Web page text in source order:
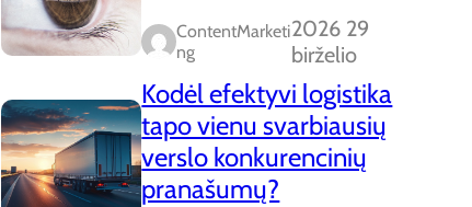
ContentMarketi
Ng
2026 29
birželio
Kodėl efektyvi logistika
tapo vienu svarbiausių
verslo konkurencinių
pranašumų?